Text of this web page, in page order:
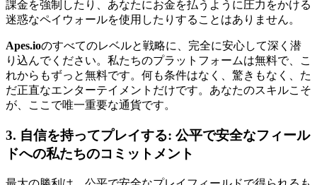
課金を強制したり、あなたにお金を払うように圧力をかける
迷惑なペイウォールを使用したりすることはありません。
Apes.ioのすべてのレベルと戦略に、完全に安心して深く潜
り込んでください。私たちのプラットフォームは無料で、こ
れからもずっと無料です。何も条件はなく、驚きもなく、た
だ正直なエンターテイメントだけです。あなたのスキルこそ
が、ここで唯一重要な通貨です。
3. 自信を持ってプレイする: 公平で安全なフィール
ドへの私たちのコミットメント